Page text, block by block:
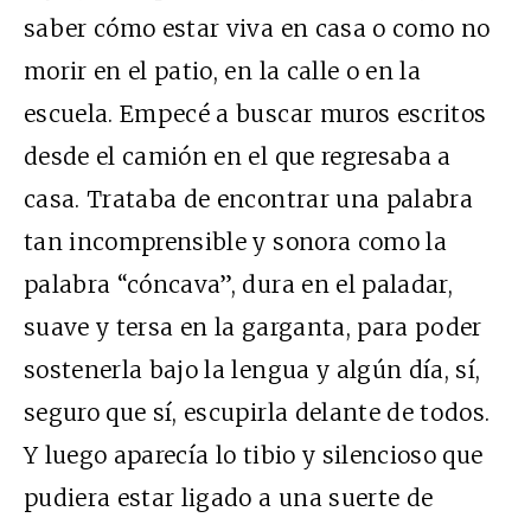
saber cómo estar viva en casa o como no
morir en el patio, en la calle o en la
escuela. Empecé a buscar muros escritos
desde el camión en el que regresaba a
casa. Trataba de encontrar una palabra
tan incomprensible y sonora como la
palabra “cóncava”, dura en el paladar,
suave y tersa en la garganta, para poder
sostenerla bajo la lengua y algún día, sí,
seguro que sí, escupirla delante de todos.
Y luego aparecía lo tibio y silencioso que
pudiera estar ligado a una suerte de